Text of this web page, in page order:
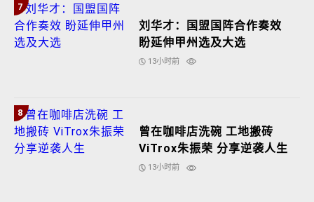
7
刘华才：国盟国阵合作奏效
盼延伸甲州选及大选
13小时前
8
曾在咖啡店洗碗 工地搬砖
ViTrox朱振荣 分享逆袭人生
13小时前